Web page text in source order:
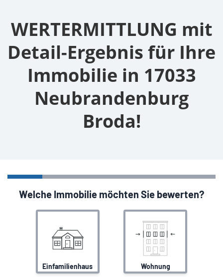
WERTERMITTLUNG mit
Detail-Ergebnis für Ihre
Immobilie in 17033
Neubrandenburg
Broda!